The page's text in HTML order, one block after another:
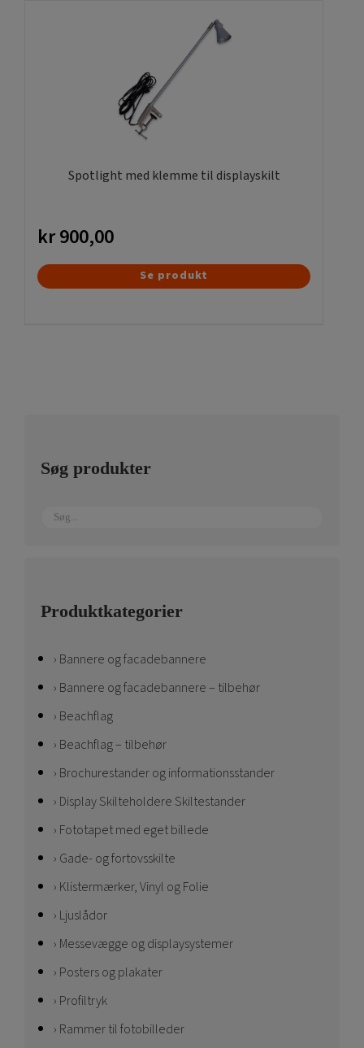
Spotlight med klemme til displayskilt
kr900,00
Se produkt
Søg produkter
Produktkategorier
Bannere og facadebannere
Bannere og facadebannere – tilbehør
Beachflag
Beachflag – tilbehør
Brochurestander og informationsstander
Display Skilteholdere Skiltestander
Fototapet med eget billede
Gade- og fortovsskilte
Klistermærker, Vinyl og Folie
Ljuslådor
Messevægge og displaysystemer
Posters og plakater
Profiltryk
Rammer til fotobilleder